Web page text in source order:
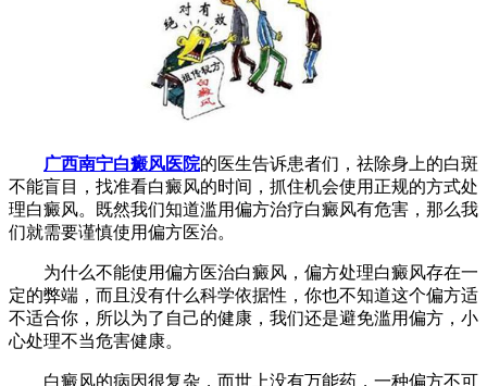
广西南宁白癜风医院的医生告诉患者们，祛除身上的白斑
不能盲目，找准看白癜风的时间，抓住机会使用正规的方式处
理白癜风。既然我们知道滥用偏方治疗白癜风有危害，那么我
们就需要谨慎使用偏方医治。
为什么不能使用偏方医治白癜风，偏方处理白癜风存在一
定的弊端，而且没有什么科学依据性，你也不知道这个偏方适
不适合你，所以为了自己的健康，我们还是避免滥用偏方，小
心处理不当危害健康。
白癜风的病因很复杂，而世上没有万能药，一种偏方不可